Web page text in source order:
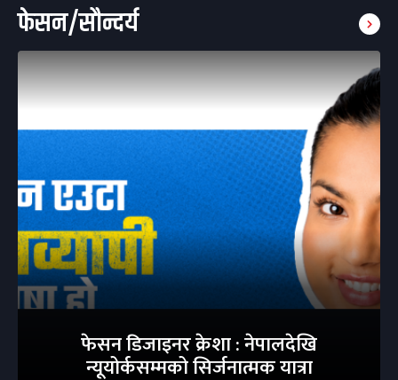
फेसन/सौन्दर्य
फेसन डिजाइनर क्रेशा : नेपालदेखि
न्यूयोर्कसम्मको सिर्जनात्मक यात्रा